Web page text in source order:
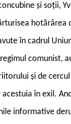
și soții,
hotărârea
în cadrul
comunist,
și de
în exil.
informative